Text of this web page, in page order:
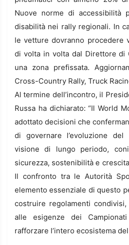
Nuove norme di accessibilità
disabilità nei rally regionali. In
le vetture dovranno procedere
di volta in volta dal Direttore di
una zona prefissata.
Cross-Country Rally, Truck
Al termine dell’incontro, il
Russa ha dichiarato: “Il World
adottato decisioni che
di governare l’evoluzione
visione di lungo periodo,
sicurezza, sostenibilità e
Il confronto tra le Autorità
elemento essenziale di questo
costruire regolamenti
alle esigenze dei
rafforzare l’intero ecosistema